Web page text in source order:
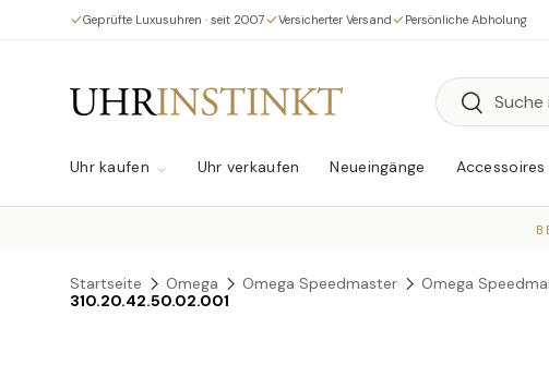
Direkt zum Inhalt
Geprüfte Luxusuhren · seit 2007 Versicherter Versand Persönliche Abholung
Suchen
Suchen
Uhr kaufen Uhr verkaufen Neueingänge Accessoires
Startseite Omega Omega Speedmaster
Omega
310.20.42.50.02.001